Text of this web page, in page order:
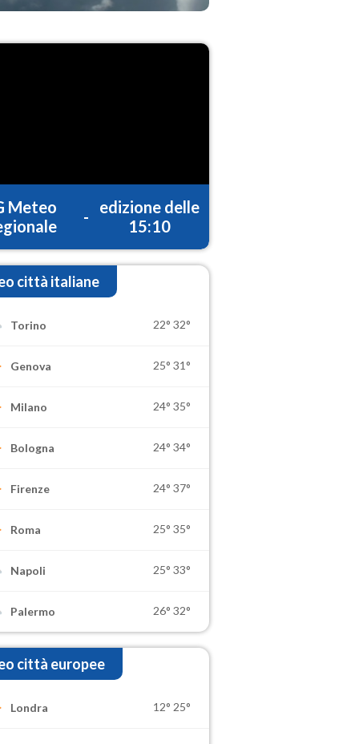
Meteo
-
edizione delle
15:10
città italiane
Torino 22° 32°
Genova 25° 31°
Milano 24° 35°
Bologna 24° 34°
Firenze 24° 37°
Roma 25° 35°
Napoli 25° 33°
Palermo 26° 32°
città europee
Londra 12° 25°